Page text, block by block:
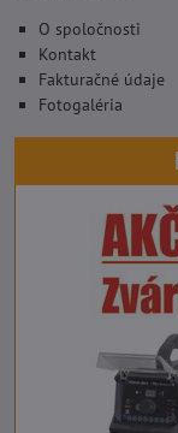
O spoločnosti
Kontakt
Fakturačné údaje
Fotogaléria